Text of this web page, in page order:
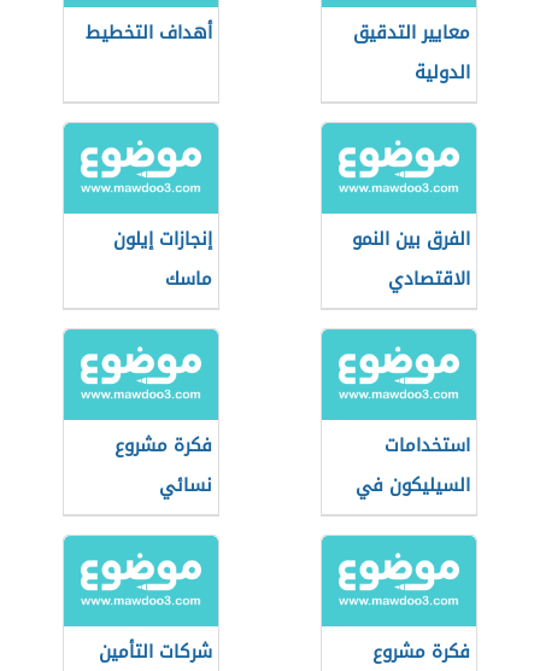
معايير التدقيق
الدولية
أهداف التخطيط
الفرق بين النمو
الاقتصادي
والتنمية
الاقتصادية
إنجازات إيلون
ماسك
استخدامات
السيليكون في
الصناعة
فكرة مشروع
نسائي
فكرة مشروع
شركات التأمين